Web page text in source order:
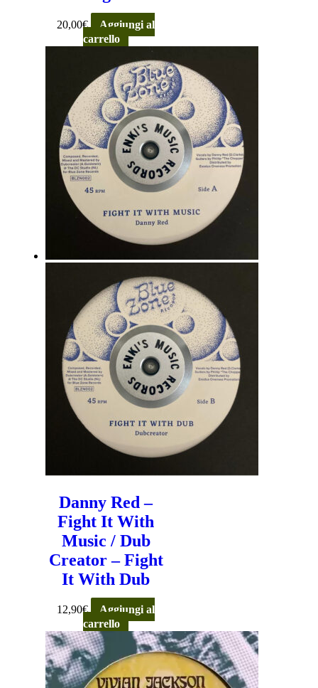
20,00€
Aggiungi al
carrello
Danny Red –
Fight It With
Music / Dub
Creator – Fight
It With Dub
12,90€
Aggiungi al
carrello